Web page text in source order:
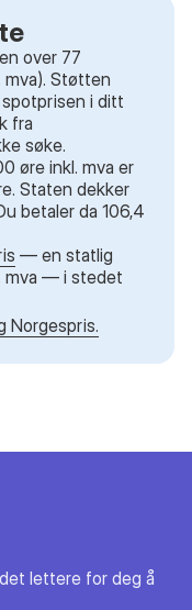
over 77
mva). Støtten
i ditt
fra
søke.
øre inkl. mva er
Staten dekker
betaler da 106,4
— en statlig
mva — i stedet
Norgespris.
lettere for deg å